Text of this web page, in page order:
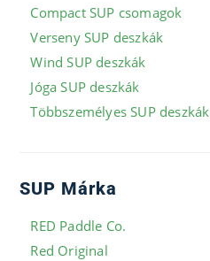
Compact SUP csomagok
Verseny SUP deszkák
Wind SUP deszkák
Jóga SUP deszkák
Többszemélyes SUP deszkák
SUP Márka
RED Paddle Co.
Red Original